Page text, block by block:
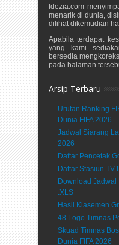
Idezia.com
menarik di dunia,
dilihat dikemudian
Apabila terdapat
yang kami
bersedia
pada halaman
Arsip Terbaru
Urutan Ranking
Dunia FIFA 2026
Jadwal Siarang
2026
Daftar Pencetak
Daftar Stasiun TV
Download Jadwal
.XLS
Hasil Klasemen
48 Logo Timnas
Skuad Timnas
Dunia FIFA 2026